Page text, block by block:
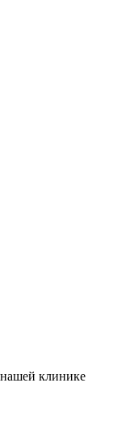
клинике